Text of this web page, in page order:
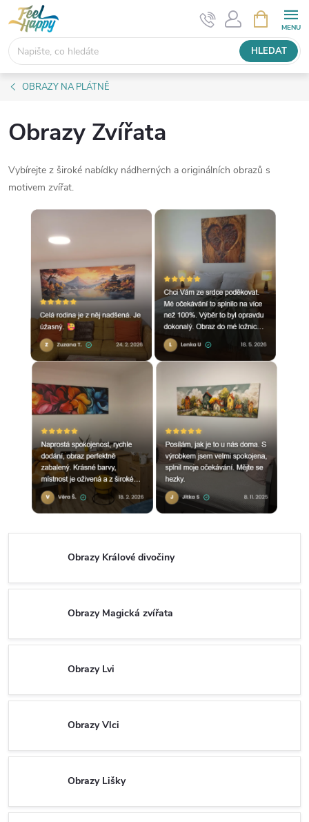
Přejít
na
obsah
HLEDAT
NÁKUPNÍ
KOŠÍK
OBRAZY NA PLÁTNĚ
Obrazy Zvířata
Vybírejte z široké nabídky nádherných a originálních obrazů s
motivem zvířat.
Obrazy Králové divočiny
Obrazy Magická zvířata
Obrazy Lvi
Obrazy Vlci
Obrazy Lišky